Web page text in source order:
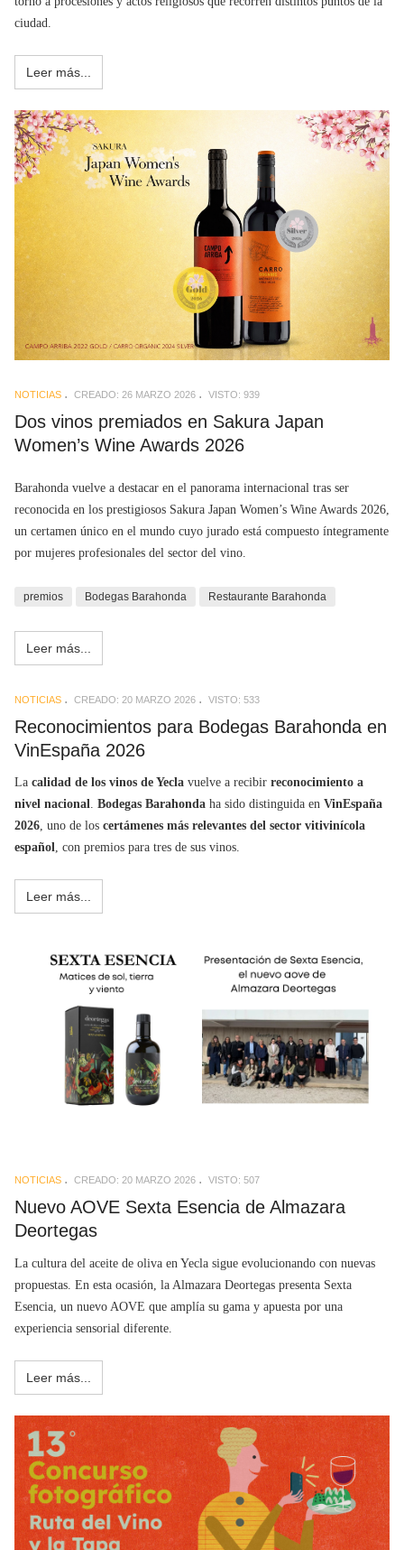
ciudad.
Leer más...
NOTICIAS CREADO: 26 MARZO 2026 VISTO: 939
Dos vinos premiados en Sakura Japan
Women’s Wine Awards 2026
Barahonda vuelve a destacar en el panorama internacional tras ser
reconocida en los prestigiosos Sakura Japan Women’s Wine Awards 2026,
un certamen único en el mundo cuyo jurado está compuesto íntegramente
por mujeres profesionales del sector del vino.
premios Bodegas Barahonda Restaurante Barahonda
Leer más...
NOTICIAS CREADO: 20 MARZO 2026 VISTO: 533
Reconocimientos para Bodegas Barahonda en
VinEspaña 2026
La calidad de los vinos de Yecla vuelve a recibir reconocimiento a
nivel nacional. Bodegas Barahonda ha sido distinguida en VinEspaña
2026, uno de los certámenes más relevantes del sector vitivinícola
español, con premios para tres de sus vinos.
Leer más...
NOTICIAS CREADO: 20 MARZO 2026 VISTO: 507
Nuevo AOVE Sexta Esencia de Almazara
Deortegas
La cultura del aceite de oliva en Yecla sigue evolucionando con nuevas
propuestas. En esta ocasión, la Almazara Deortegas presenta Sexta
Esencia, un nuevo AOVE que amplía su gama y apuesta por una
experiencia sensorial diferente.
Leer más...